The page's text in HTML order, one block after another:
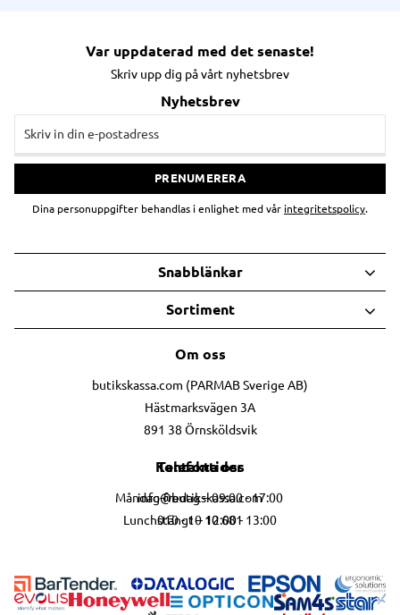
Var uppdaterad med det senaste!
Skriv upp dig på vårt nyhetsbrev
Nyhetsbrev
PRENUMERERA
Dina personuppgifter behandlas i enlighet med vår integritetspolicy.
Om oss
butikskassa.com (PARMAB Sverige AB)
Hästmarksvägen 3A
891 38 Örnsköldsvik
Kontakta oss
info@butikskassa.com
010 - 10 10 681
Telefontider
Måndag-fredag – 09:00 - 17:00
Lunchstängt – 12:00 - 13:00
Snabblänkar
Sortiment